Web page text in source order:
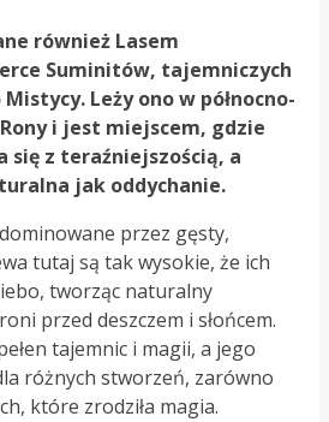
również Lasem
Suminitów, tajemniczych
Leży ono w północno-
i jest miejscem, gdzie
się z teraźniejszością, a
jak oddychanie.
przez gęsty,
tutaj są tak wysokie, że ich
tworząc naturalny
przed deszczem i słońcem.
tajemnic i magii, a jego
różnych stworzeń, zarówno
które zrodziła magia.